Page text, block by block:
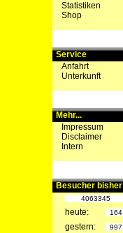
Statistiken
Shop
Service
Anfahrt
Unterkunft
Mehr...
Impressum
Disclaimer
Intern
Besucher bisher
4063345
heute: 164
gestern: 997